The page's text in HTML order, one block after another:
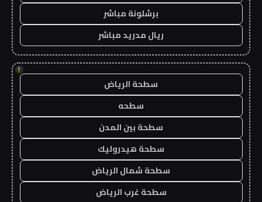
برشلونة مباشر
ريال مدريد مباشر
!
سطحة الرياض
سطحه
سطحة بين المدن
سطحة هيدروليك
سطحة شمال الرياض
سطحة غرب الرياض